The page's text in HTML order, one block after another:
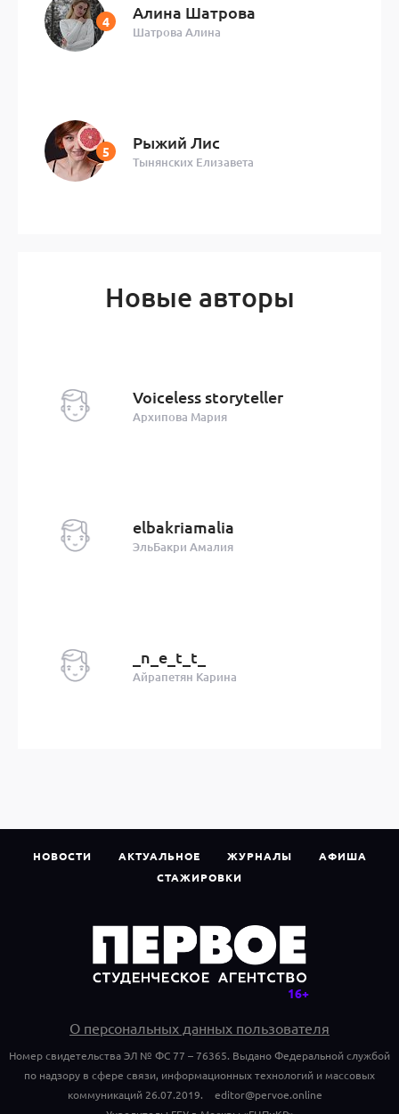
Алина Шатрова
Шатрова Алина
Рыжий Лис
Тынянских Елизавета
Новые авторы
Voiceless storyteller
Архипова Мария
elbakriamalia
ЭльБакри Амалия
_n_e_t_t_
Айрапетян Карина
НОВОСТИ АКТУАЛЬНОЕ ЖУРНАЛЫ
АФИША
СТАЖИРОВКИ
О персональных данных пользователя
Номер свидетельства ЭЛ № ФС 77 – 76365. Выдано Федеральной службой
по надзору в сфере связи, информационных технологий и массовых
коммуникаций 26.07.2019.
editor@pervoe.online